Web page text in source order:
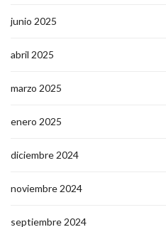
junio 2025
abril 2025
marzo 2025
enero 2025
diciembre 2024
noviembre 2024
septiembre 2024